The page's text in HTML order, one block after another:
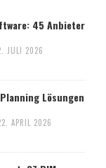
45 Anbieter
JULI 2026
Lösungen
APRIL 2026